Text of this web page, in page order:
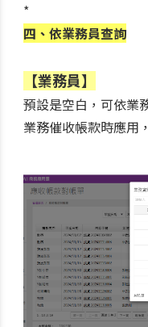
*
四、依業務員查詢
【業務員】
預設是空白，可依業
業務催收帳款時應用，